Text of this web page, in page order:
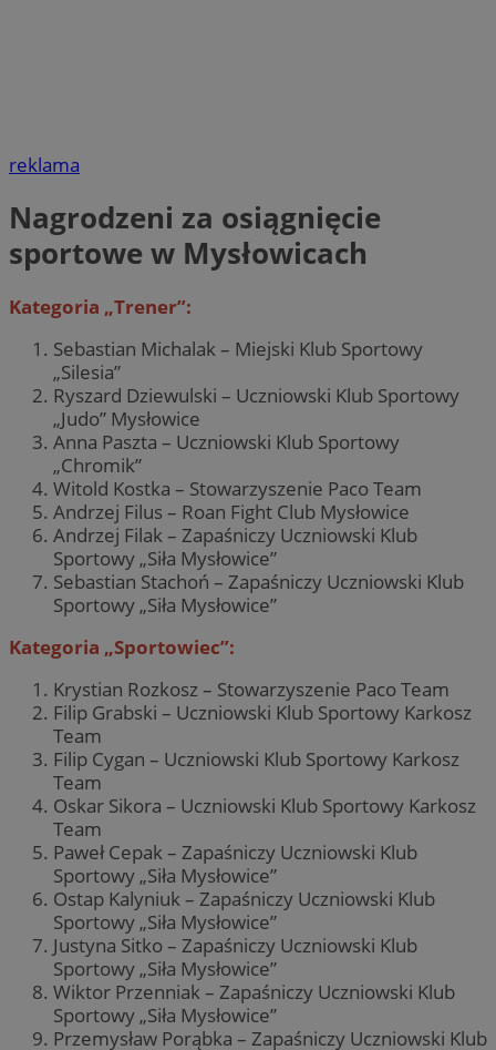
reklama
Nagrodzeni za osiągnięcie
sportowe w Mysłowicach
Kategoria „Trener”:
Sebastian Michalak – Miejski Klub Sportowy
„Silesia”
Ryszard Dziewulski – Uczniowski Klub Sportowy
„Judo” Mysłowice
Anna Paszta – Uczniowski Klub Sportowy
„Chromik”
Witold Kostka – Stowarzyszenie Paco Team
Andrzej Filus – Roan Fight Club Mysłowice
Andrzej Filak – Zapaśniczy Uczniowski Klub
Sportowy „Siła Mysłowice”
Sebastian Stachoń – Zapaśniczy Uczniowski Klub
Sportowy „Siła Mysłowice”
Kategoria „Sportowiec”:
Krystian Rozkosz – Stowarzyszenie Paco Team
Filip Grabski – Uczniowski Klub Sportowy Karkosz
Team
Filip Cygan – Uczniowski Klub Sportowy Karkosz
Team
Oskar Sikora – Uczniowski Klub Sportowy Karkosz
Team
Paweł Cepak – Zapaśniczy Uczniowski Klub
Sportowy „Siła Mysłowice”
Ostap Kalyniuk – Zapaśniczy Uczniowski Klub
Sportowy „Siła Mysłowice”
Justyna Sitko – Zapaśniczy Uczniowski Klub
Sportowy „Siła Mysłowice”
Wiktor Przenniak – Zapaśniczy Uczniowski Klub
Sportowy „Siła Mysłowice”
Przemysław Porąbka – Zapaśniczy Uczniowski Klub